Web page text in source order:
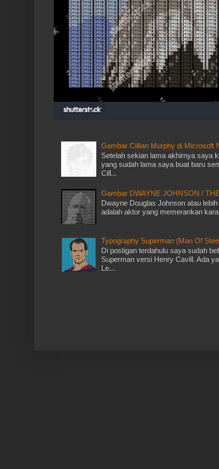
Gambar Cillian Murphy di Microsoft
Setelah sekian lama akhirnya saya
yang sudah lama saya buat baru
Cill...
Gambar DWAYNE JOHNSON /
Dwayne Douglas Johnson atau
adalah aktor yang memerankan
Typography Superman (Man Of
Di postigan terdahulu saya sudah
Superman versi Henry Cavill. Ada
Le...